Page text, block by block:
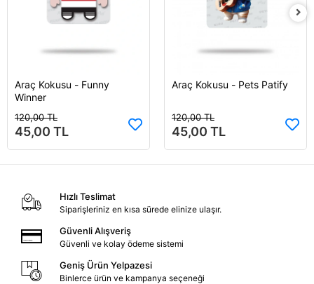
Sepete Ekle
Araç Kokusu - Funny
Winner
120,00 TL
45,00 TL
Sepete Ekle
Araç Kokusu - Pets Patify
120,00 TL
45,00 TL
Hızlı Teslimat
Siparişleriniz en kısa sürede elinize ulaşır.
Güvenli Alışveriş
Güvenli ve kolay ödeme sistemi
Geniş Ürün Yelpazesi
Binlerce ürün ve kampanya seçeneği